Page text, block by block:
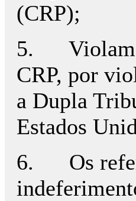
(CRP);
5. Violam
CRP, por
a Dupla
Estados
6. Os